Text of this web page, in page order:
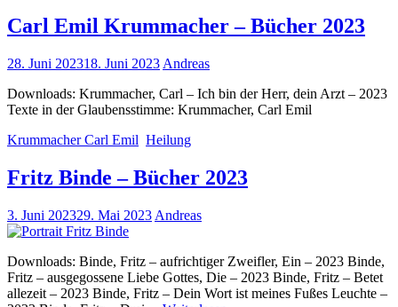
Carl Emil Krummacher – Bücher 2023
28. Juni 202318. Juni 2023 Andreas
Downloads: Krummacher, Carl – Ich bin der Herr, dein Arzt – 2023
Texte in der Glaubensstimme: Krummacher, Carl Emil
Krummacher Carl Emil Heilung
Fritz Binde – Bücher 2023
3. Juni 202329. Mai 2023 Andreas
Downloads: Binde, Fritz – aufrichtiger Zweifler, Ein – 2023 Binde,
Fritz – ausgegossene Liebe Gottes, Die – 2023 Binde, Fritz – Betet
allezeit – 2023 Binde, Fritz – Dein Wort ist meines Fußes Leuchte –